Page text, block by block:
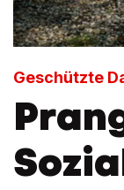
Geschützte